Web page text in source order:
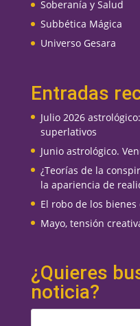
Soberanía y Salud
Subbética Mágica
Universo Gesara
Entradas
Julio 2026
superlativos
Junio astrológico.
¿Teorías de la
la apariencia de
El robo de los
Mayo, tensión
¿Quieres
noticia?